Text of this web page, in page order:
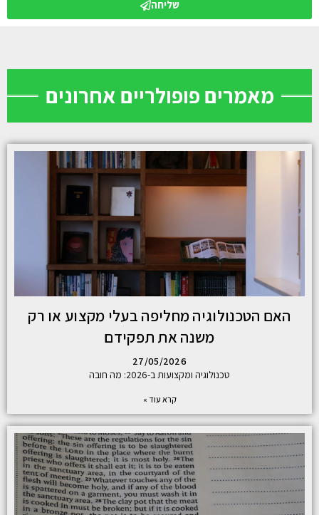
שליחה
מאמרים פופולריים אחרונים
האם הטכנולוגיה מחליפה בעלי מקצוע או רק
משנה את תפקידם
27/05/2026
טכנולוגיה ומקצועות ב-2026: מה חובה
קרא עוד »